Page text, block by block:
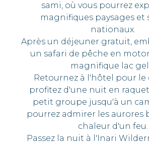
sami, où vous pourrez
magnifiques paysages et
nationaux.
Après un déjeuner gratuit,
un safari de pêche en
magnifique lac
Retournez à l'hôtel pour le
profitez d'une nuit en
petit groupe jusqu'à un
pourrez admirer les aurores
chaleur d'un feu.
Passez la nuit à l'Inari